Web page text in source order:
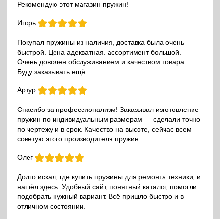
Рекомендую этот магазин пружин!
Игорь
Покупал пружины из наличия, доставка была очень
быстрой. Цена адекватная, ассортимент большой.
Очень доволен обслуживанием и качеством товара.
Буду заказывать ещё.
Артур
Спасибо за профессионализм! Заказывал изготовление
пружин по индивидуальным размерам — сделали точно
по чертежу и в срок. Качество на высоте, сейчас всем
советую этого производителя пружин
Олег
Долго искал, где купить пружины для ремонта техники, и
нашёл здесь. Удобный сайт, понятный каталог, помогли
подобрать нужный вариант. Всё пришло быстро и в
отличном состоянии.